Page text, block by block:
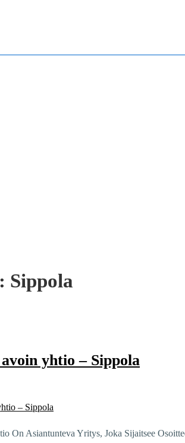
Sippola
yhtio – Sippola
On Asiantunteva Yritys, Joka Sijaitsee